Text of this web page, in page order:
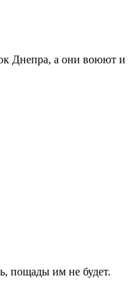
Днепра, а они воюют и
пощады им не будет.